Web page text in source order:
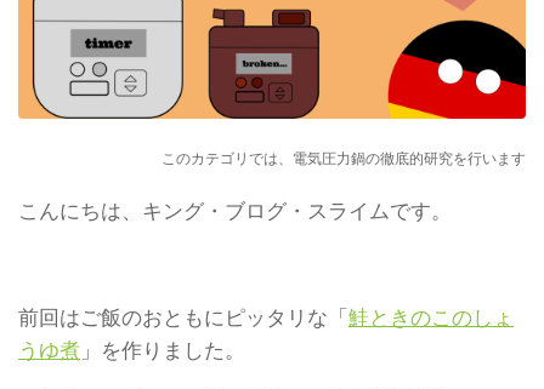
このカテゴリでは、電気圧力鍋の徹底的研究を行います
こんにちは、キング・ブログ・スライムです。
前回はご飯のおともにピッタリな「鮭ときのこのしょ
うゆ煮 」を作りました。